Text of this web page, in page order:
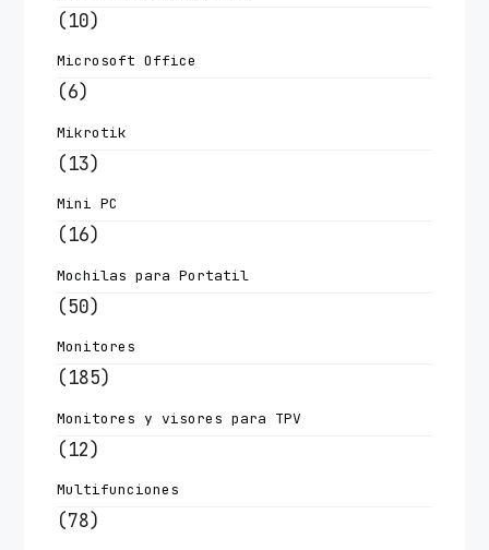
(10)
Microsoft Office
(6)
Mikrotik
(13)
Mini PC
(16)
Mochilas para Portatil
(50)
Monitores
(185)
Monitores y visores para TPV
(12)
Multifunciones
(78)